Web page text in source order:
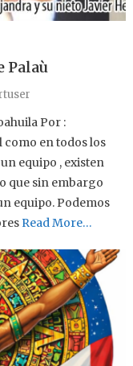
Palaù
Por :
en todos los
equipo , existen
que sin embargo
equipo. Podemos
Read More…